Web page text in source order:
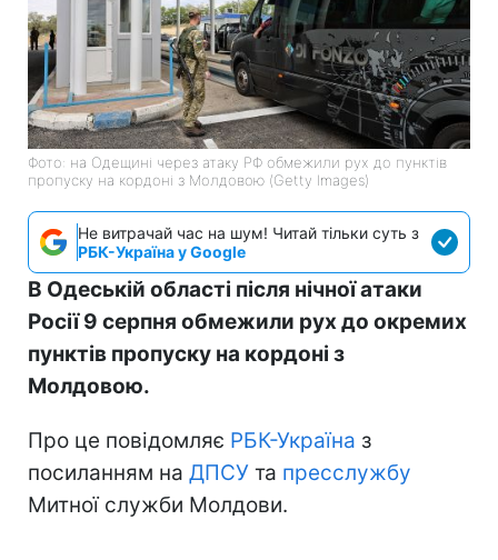
Фото: на Одещині через атаку РФ обмежили рух до пунктів
пропуску на кордоні з Молдовою (Getty Images)
Не витрачай час на шум! Читай тільки суть з
РБК-Україна у Google
В Одеській області після нічної атаки
Росії 9 серпня обмежили рух до окремих
пунктів пропуску на кордоні з
Молдовою.
Про це повідомляє РБК-Україна з
посиланням на ДПСУ та пресслужбу
Митної служби Молдови.